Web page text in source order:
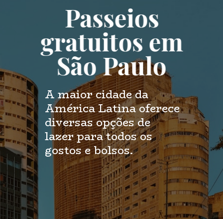
Passeios
gratuitos em
São Paulo
A maior cidade da
América Latina oferece
diversas opções de
lazer para todos os
gostos e bolsos.